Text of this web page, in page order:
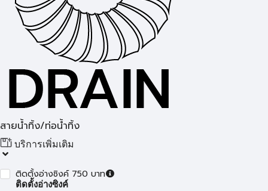
สายน้ำทิ้ง/ท่อน้ำทิ้ง
บริการเพิ่มเติม
ติดตั้งอ่างซิงค์ 750 บาท
ติดตั้งอ่างซิงค์